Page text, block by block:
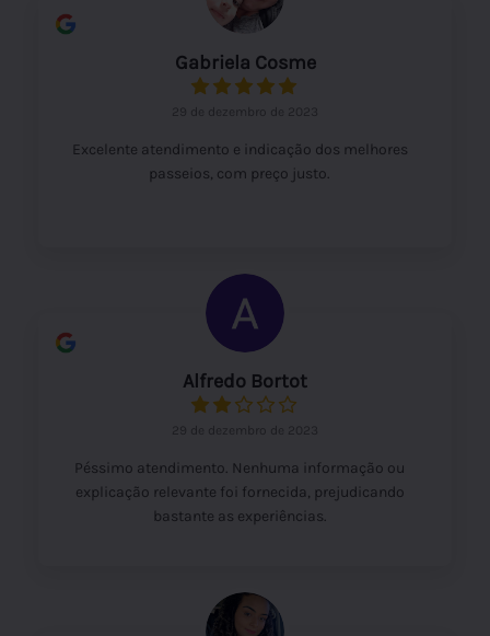
Gabriela Cosme
29 de dezembro de 2023
Excelente atendimento e indicação dos melhores
passeios, com preço justo.
Alfredo Bortot
29 de dezembro de 2023
Péssimo atendimento. Nenhuma informação ou
explicação relevante foi fornecida, prejudicando
bastante as experiências.